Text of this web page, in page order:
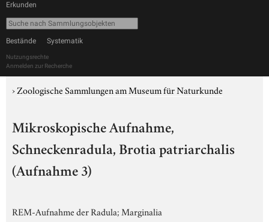
Erkunden
Bestände Systematik
Nutzungsrechte
Anmelden zur Recherche
›Zoologische Sammlungen am Museum für Naturkunde
Mikroskopische Aufnahme,
Schneckenradula, Brotia patriarchalis
(Aufnahme 3)
REM-Aufnahme der Radula; Marginalia